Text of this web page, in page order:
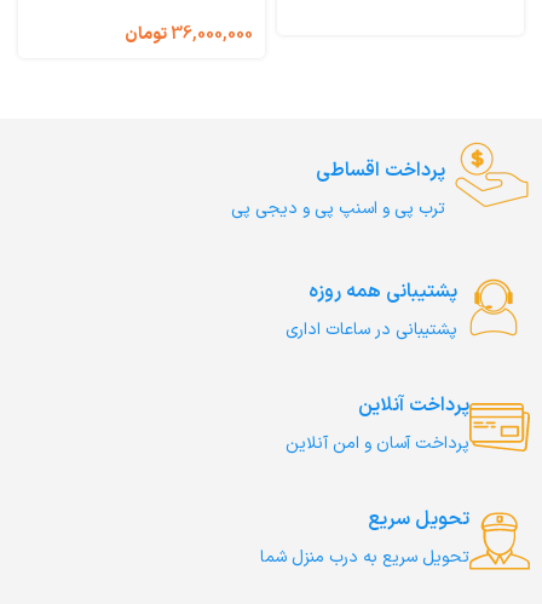
the Wild PREY Limited
36,000,000تومان
پرداخت اقساطی
ترب‌ پی و اسنپ پی و دیجی پی
پشتیبانی همه روزه
پشتیبانی در ساعات اداری
پرداخت آنلاین
پرداخت آسان و امن آنلاین
تحویل سریع
تحویل سریع به درب منزل شما